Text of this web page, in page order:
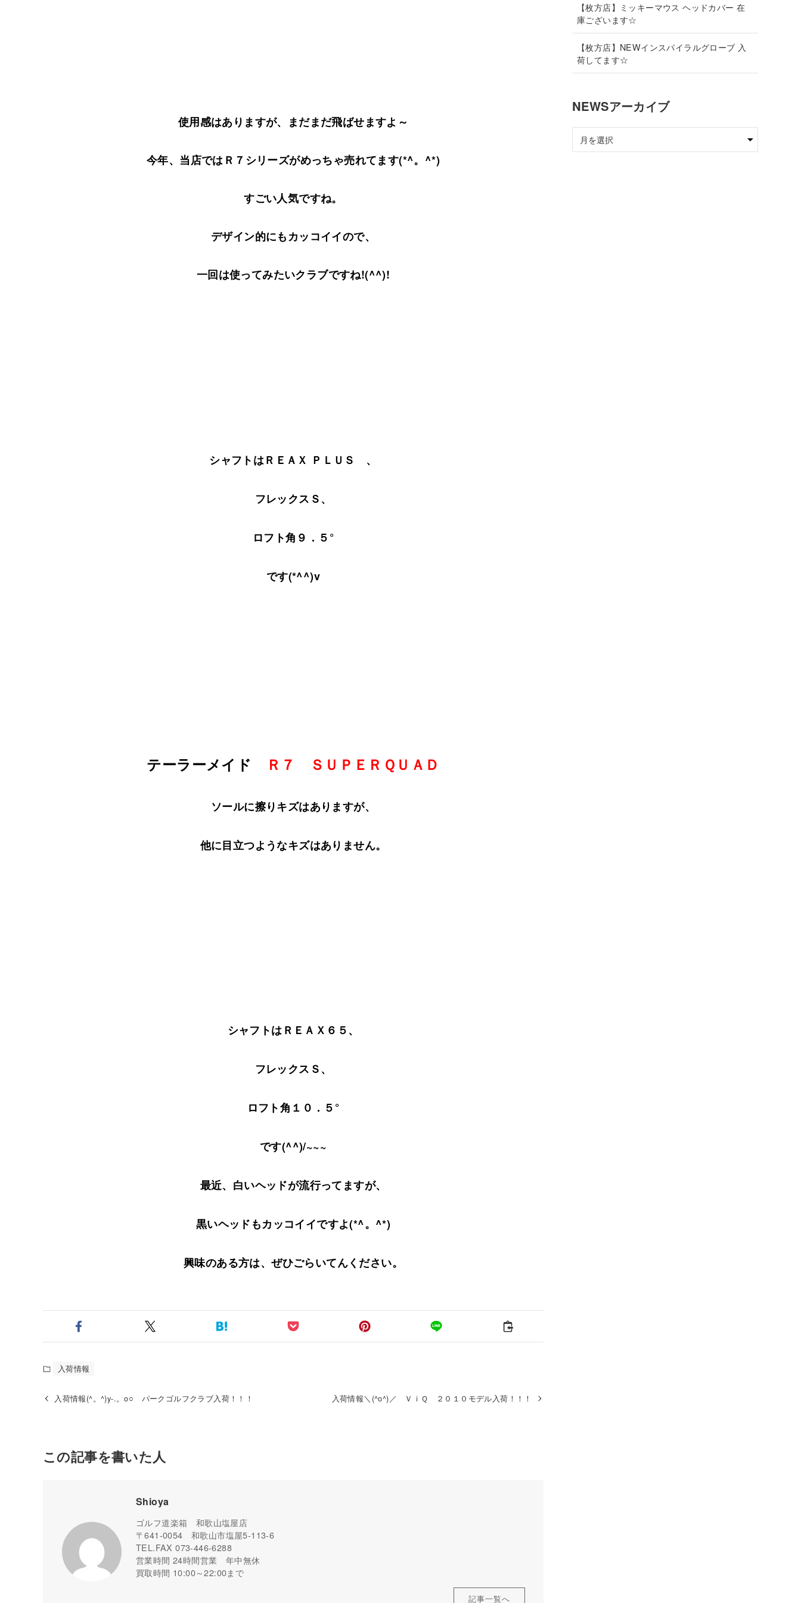
使用感はありますが、まだまだ飛ばせますよ～
今年、当店ではＲ７シリーズがめっちゃ売れてます(*^。^*)
すごい人気ですね。
デザイン的にもカッコイイので、
一回は使ってみたいクラブですね!(^^)!
シャフトはＲＥＡＸ ＰＬＵＳ 、
フレックスＳ、
ロフト角９．５°
です(*^^)v
テーラーメイド Ｒ７ ＳＵＰＥＲＱＵＡＤ
ソールに擦りキズはありますが、
他に目立つようなキズはありません。
シャフトはＲＥＡＸ６５、
フレックスＳ、
ロフト角１０．５°
です(^^)/~~~
最近、白いヘッドが流行ってますが、
黒いヘッドもカッコイイですよ(*^。^*)
興味のある方は、ぜひごらいてんください。
入荷情報
入荷情報(^。^)y-.。o○ パークゴルフクラブ入荷！！！ 入荷情報＼(^o^)／ ＶｉＱ ２０１０モデル入荷！！！
この記事を書いた人
Shioya
ゴルフ道楽箱 和歌山塩屋店
〒641-0054 和歌山市塩屋5-113-6
TEL.FAX 073-446-6288
営業時間 24時間営業 年中無休
買取時間 10:00～22:00まで
記事一覧へ
【枚方店】ミッキーマウス ヘッドカバー 在
庫ございます☆
【枚方店】NEWインスパイラルグローブ 入
荷してます☆
NEWSアーカイブ
NEWS